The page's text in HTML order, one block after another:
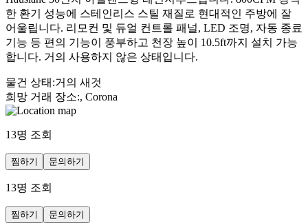
한 환기 성능에 스테인리스 스틸 재질로 현대적인 주방에 잘
어울립니다. 리모컨 및 듀얼 컨트롤 패널, LED 조명, 자동 종료
기능 등 편의 기능이 풍부하고 천장 높이 10.5ft까지 설치 가능
합니다. 거의 사용하지 않은 상태입니다.
물건 상태 :거의 새것
희망 거래 장소:, Corona
13명 조회
찜하기 문의하기
13명 조회
찜하기 문의하기